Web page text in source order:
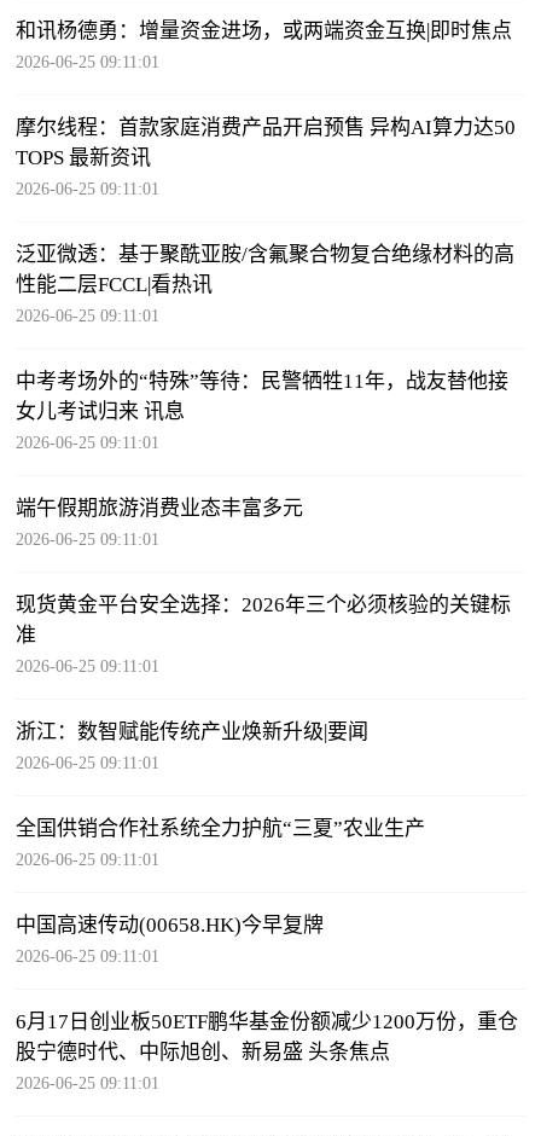
和讯杨德勇：增量资金进场，或两端资金互换|即时焦点
2026-06-25 09:11:01
摩尔线程：首款家庭消费产品开启预售 异构AI算力达50
TOPS 最新资讯
2026-06-25 09:11:01
泛亚微透：基于聚酰亚胺/含氟聚合物复合绝缘材料的高
性能二层FCCL|看热讯
2026-06-25 09:11:01
中考考场外的“特殊”等待：民警牺牲11年，战友替他接
女儿考试归来 讯息
2026-06-25 09:11:01
端午假期旅游消费业态丰富多元
2026-06-25 09:11:01
现货黄金平台安全选择：2026年三个必须核验的关键标
准
2026-06-25 09:11:01
浙江：数智赋能传统产业焕新升级|要闻
2026-06-25 09:11:01
全国供销合作社系统全力护航“三夏”农业生产
2026-06-25 09:11:01
中国高速传动(00658.HK)今早复牌
2026-06-25 09:11:01
6月17日创业板50ETF鹏华基金份额减少1200万份，重仓
股宁德时代、中际旭创、新易盛 头条焦点
2026-06-25 09:11:01